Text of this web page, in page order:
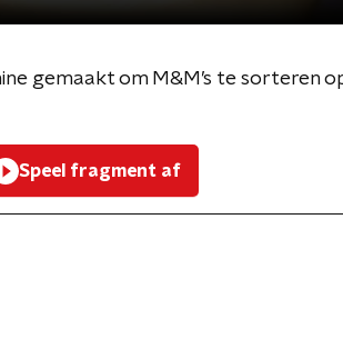
gemaakt om M&M’s te sorteren
Speel fragment af